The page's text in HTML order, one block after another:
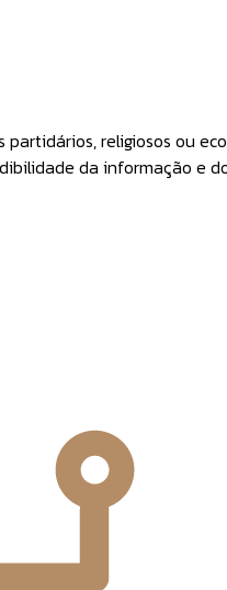
religiosos ou
da informação e